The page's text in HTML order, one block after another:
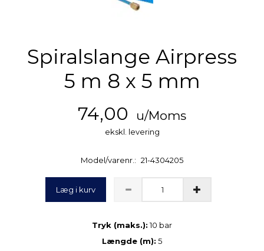
Spiralslange Airpress
5 m 8 x 5 mm
74,00 u/Moms
ekskl. levering
Model/varenr.: 21-4304205
Læg i kurv
Tryk (maks.):10 bar
Længde (m): 5